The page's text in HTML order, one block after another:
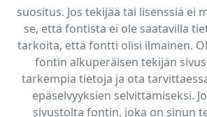
suositus. Jos tekijää tai lisenssiä ei
se, että fontista ei ole saatavilla
tarkoita, että fontti olisi ilmainen.
fontin alkuperäisen tekijän
tarkempia tietoja ja ota
epäselvyyksien selvittämiseksi.
sivustolta fontin, joka on sinun